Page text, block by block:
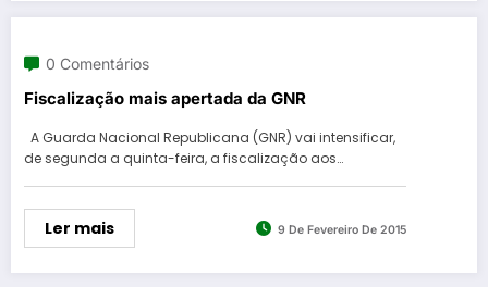
0 Comentários
Fiscalização mais apertada da GNR
A Guarda Nacional Republicana (GNR) vai intensificar,
de segunda a quinta-feira, a fiscalização aos…
Ler mais 9 De Fevereiro De 2015